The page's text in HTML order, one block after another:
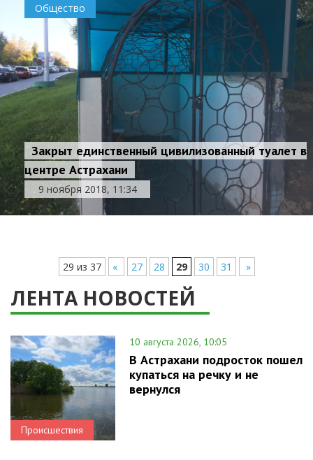
Общество
Закрыт единственный цивилизованный туалет в
центре Астрахани
9 ноября 2018, 11:34
29 из 37 « 27 28 29 30 31 »
ЛЕНТА НОВОСТЕЙ
Происшествия
10 августа 2026, 10:05
В Астрахани подросток пошел
купаться на речку и не
вернулся